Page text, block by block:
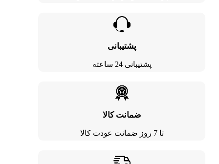
پشتیبانی
پشتیبانی 24 ساعته
ضمانت کالا
تا 7 روز ضمانت عودت کالا